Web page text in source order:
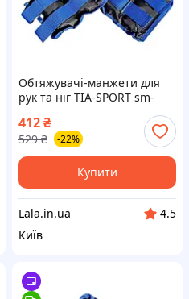
Обтяжувачі-манжети для
рук та ніг TIA-SPORT sm-
412₴
529 ₴ -22%
Купити
Lala.in.ua
4.5
Київ